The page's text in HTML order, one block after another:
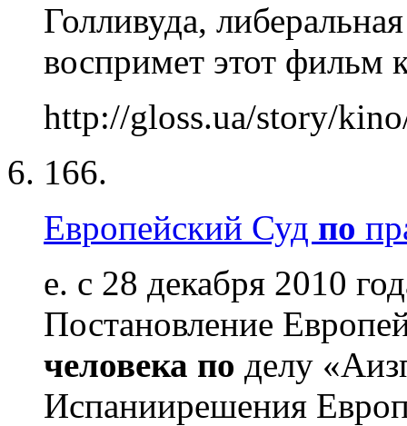
Голливуда,
воспримет этот фильм
http://gloss.ua/story/
166.
Европейский Суд по
е. с 28 декабря 2010
Постановление
человека по делу
Испаниирешения